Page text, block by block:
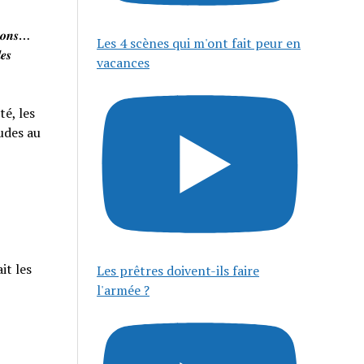
les
au
les
Les 4 scènes qui m'ont fait peur en
vacances
Les prêtres doivent-ils faire
l'armée ?